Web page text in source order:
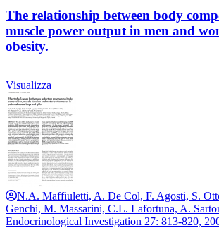
The relationship between body
muscle power output in men and
obesity.
Visualizza
N.A. Maffiuletti, A. De Col, F. Agosti, S.
Genchi, M. Massarini, C.L. Lafortuna, A.
Endocrinological Investigation 27: 813-820,